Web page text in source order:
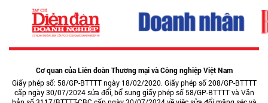
Cơ quan của Liên đoàn Thương mại và Công nghiệp Việt Nam
Giấy phép số: 58/GP-BTTTT ngày 18/02/2020. Giấy phép số 208/GP-BTTTT
cấp ngày 30/07/2024 sửa đổi, bổ sung giấy phép số 58/GP-BTTTT và Văn